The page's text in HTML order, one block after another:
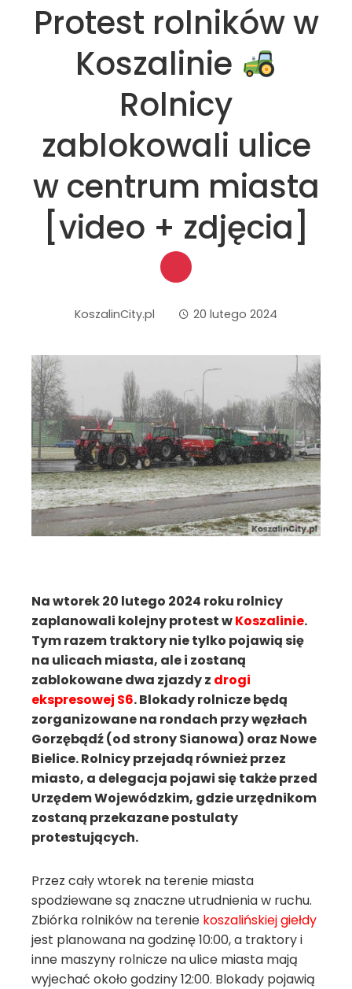
Protest rolników w
Koszalinie
Rolnicy
zablokowali ulice
w centrum miasta
[video + zdjęcia]
KoszalinCity.pl 20 lutego 2024
Na wtorek 20 lutego 2024 roku rolnicy
zaplanowali kolejny protest wKoszalinie.
Tym razem traktory nie tylko pojawią się
na ulicach miasta, ale i zostaną
zablokowane dwa zjazdy z drogi
ekspresowej S6. Blokady rolnicze będą
zorganizowane na rondach przy węzłach
Gorzębądź (od strony Sianowa) oraz Nowe
Bielice. Rolnicy przejadą również przez
miasto, a delegacja pojawi się także przed
Urzędem Wojewódzkim, gdzie urzędnikom
zostaną przekazane postulaty
protestujących.
Przez cały wtorek na terenie miasta
spodziewane są znaczne utrudnienia w ruchu.
Zbiórka rolników na terenie koszalińskiej giełdy
jest planowana na godzinę 10:00, a traktory i
inne maszyny rolnicze na ulice miasta mają
wyjechać około godziny 12:00. Blokady pojawią